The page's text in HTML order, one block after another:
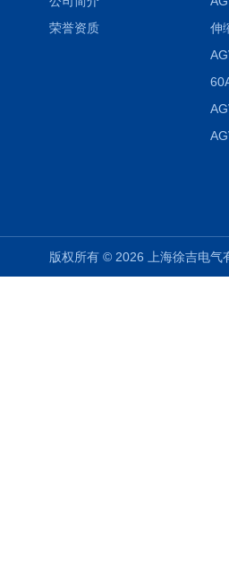
荣誉资质
伸
版权所有 © 2026 上海徐吉电